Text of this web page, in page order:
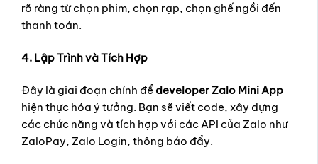
rõ ràng từ chọn phim, chọn rạp, chọn ghế ngồi đến
thanh toán.
4. Lập Trình và Tích Hợp
Đây là giai đoạn chính để developer Zalo Mini App
hiện thực hóa ý tưởng. Bạn sẽ viết code, xây dựng
các chức năng và tích hợp với các API của Zalo như
ZaloPay, Zalo Login, thông báo đẩy.